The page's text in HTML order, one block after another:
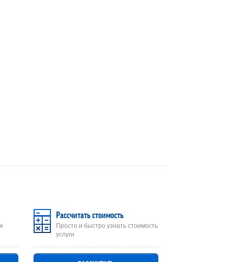
Рассчитать стоимость
Просто и быстро узнать стоимость
услуги